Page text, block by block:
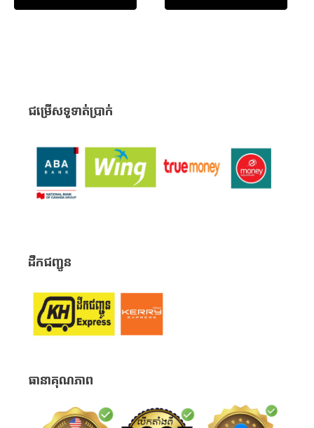
ជម្រើសទូទាត់ប្រាក់
ដឹកជញ្ជូន
ធានាគុណភាព